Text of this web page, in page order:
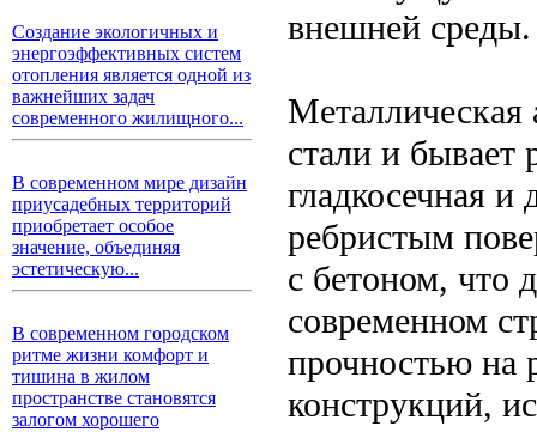
Создание экологичных и
энергоэффективных систем
отопления является одной из
важнейших задач
современного жилищного...
В современном мире дизайн
приусадебных территорий
приобретает особое
значение, объединяя
эстетическую...
В современном городском
ритме жизни комфорт и
тишина в жилом
пространстве становятся
залогом хорошего
внешней среды.
Металлическая
стали и бывает
гладкосечная и
ребристым
с бетоном, что
современном
прочностью на
конструкций,